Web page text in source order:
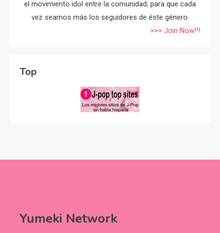
el movimiento idol entre la comunidad, para que cada
vez seamos más los seguidores de éste género.
>>> Join Now!!!
Top
Yumeki Network